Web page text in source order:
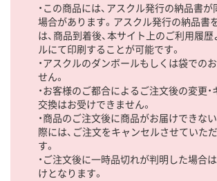
・この商品には、アスクル発行の納品書
場合があります。アスクル発行の納品書
は、商品到着後、本サイト上のご利用履
ルにて印刷することが可能です。
・アスクルのダンボールもしくは袋での
せん。
・お客様のご都合によるご注文後の変更・
交換はお受けできません。
・商品のご注文後に商品がお届けできな
際には、ご注文をキャンセルさせていた
す。
・ご注文後に一時品切れが判明した場合
けとなります。